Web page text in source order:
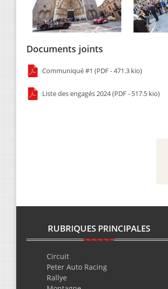
Documents joints
Communiqué #1 (PDF - 471.3 kio)
Liste des engagés 2024 (PDF - 517.5 kio)
RUBRIQUES PRINCIPALES
Circuit
Peter Auto Racing
Rallye